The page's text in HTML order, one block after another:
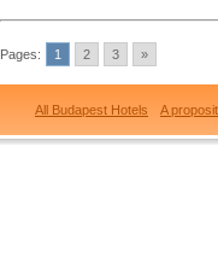
Pages: 1 2 3 »
All Budapest Hotels A